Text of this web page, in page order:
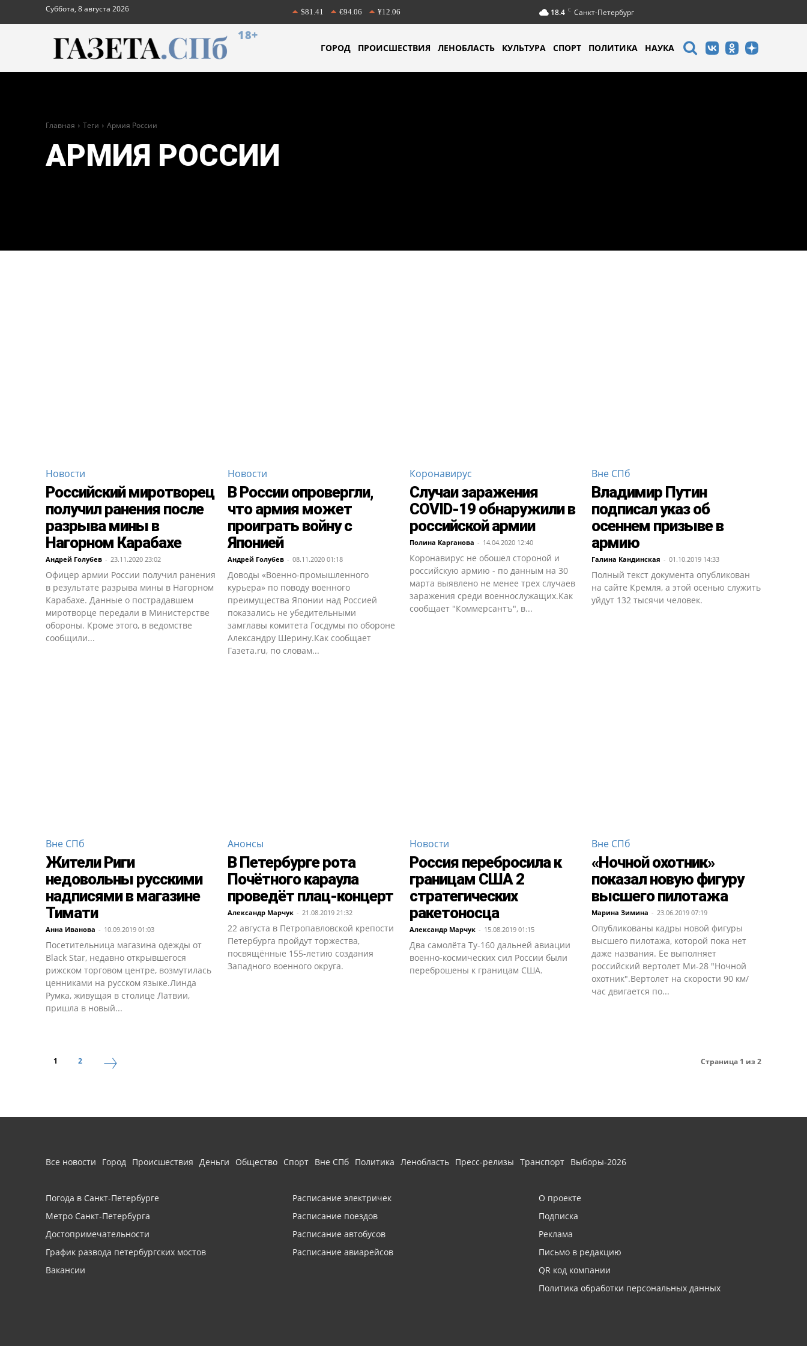
Суббота, 8 августа 2026 $81.41 €94.06 ¥12.06 18.4 C Санкт-Петербург
18+
ГОРОД ПРОИСШЕСТВИЯ ЛЕНОБЛАСТЬ КУЛЬТУРА СПОРТ ПОЛИТИКА НАУКА
Главная Теги Армия России
АРМИЯ РОССИИ
Новости
Российский миротворец
получил ранения после
разрыва мины в
Нагорном Карабахе
Андрей Голубев - 23.11.2020 23:02
Офицер армии России получил ранения
в результате разрыва мины в Нагорном
Карабахе. Данные о пострадавшем
миротворце передали в Министерстве
обороны. Кроме этого, в ведомстве
сообщили...
Новости
В России опровергли,
что армия может
проиграть войну с
Японией
Андрей Голубев - 08.11.2020 01:18
Доводы «Военно-промышленного
курьера» по поводу военного
преимущества Японии над Россией
показались не убедительными
замглавы комитета Госдумы по обороне
Александру Шерину.Как сообщает
Газета.ru, по словам...
Коронавирус
Случаи заражения
COVID-19 обнаружили в
российской армии
Полина Карганова - 14.04.2020 12:40
Коронавирус не обошел стороной и
российскую армию - по данным на 30
марта выявлено не менее трех случаев
заражения среди военнослужащих.Как
сообщает "Коммерсантъ", в...
Вне СПб
Владимир Путин
подписал указ об
осеннем призыве в
армию
Галина Кандинская - 01.10.2019 14:33
Полный текст документа опубликован
на сайте Кремля, а этой осенью служить
уйдут 132 тысячи человек.
Вне СПб
Жители Риги
недовольны русскими
надписями в магазине
Тимати
Анна Иванова - 10.09.2019 01:03
Посетительница магазина одежды от
Black Star, недавно открывшегося
рижском торговом центре, возмутилась
ценниками на русском языке.Линда
Румка, живущая в столице Латвии,
пришла в новый...
Анонсы
В Петербурге рота
Почётного караула
проведёт плац-концерт
Александр Марчук - 21.08.2019 21:32
22 августа в Петропавловской крепости
Петербурга пройдут торжества,
посвящённые 155-летию создания
Западного военного округа.
Новости
Россия перебросила к
границам США 2
стратегических
ракетоносца
Александр Марчук - 15.08.2019 01:15
Два самолёта Ту-160 дальней авиации
военно-космических сил России были
переброшены к границам США.
Вне СПб
«Ночной охотник»
показал новую фигуру
высшего пилотажа
Марина Зимина - 23.06.2019 07:19
Опубликованы кадры новой фигуры
высшего пилотажа, которой пока нет
даже названия. Ее выполняет
российский вертолет Ми-28 "Ночной
охотник".Вертолет на скорости 90 км/
час двигается по...
1 2 Страница 1 из 2
Все новости Город Происшествия Деньги Общество Спорт Вне СПб Политика Ленобласть Пресс-релизы Транспорт Выборы-2026
Погода в Санкт-Петербурге
Метро Санкт-Петербурга
Достопримечательности
График развода петербургских мостов
Вакансии
Расписание электричек
Расписание поездов
Расписание автобусов
Расписание авиарейсов
О проекте
Подписка
Реклама
Письмо в редакцию
QR код компании
Политика обработки персональных данных